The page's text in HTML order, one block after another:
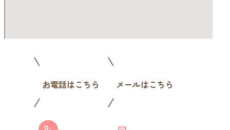
お電話はこちら メールはこちら